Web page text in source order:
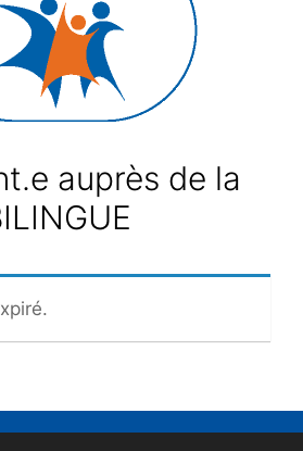
auprès de la